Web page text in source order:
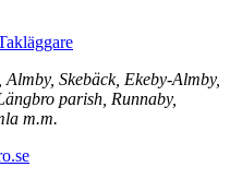
Skebäck, Ekeby-Almby,
parish, Runnaby,
m.m.